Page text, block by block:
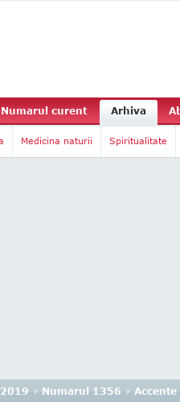
Numarul curent Arhiva
Medicina naturii Spiritualitate
› Numarul 1356 › Accente